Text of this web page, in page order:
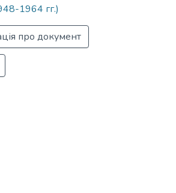
1964 гг.)
про документ